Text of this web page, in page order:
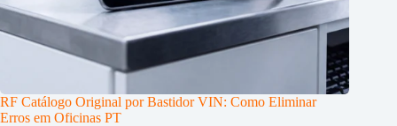
RF Catálogo Original por Bastidor VIN: Como Eliminar
Erros em Oficinas PT